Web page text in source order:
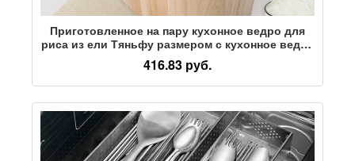
Приготовленное на пару кухонное ведро для
риса из ели Тяньфу размером с кухонное ведро
для риса на пару деревянное ведро для риса на
пару артефакт ресторанный паровар для риса
пароварка бамбуковая бытовая
416.83 руб.